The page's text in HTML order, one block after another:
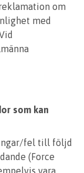
om
med
som kan
fel till följd
(Force
vara